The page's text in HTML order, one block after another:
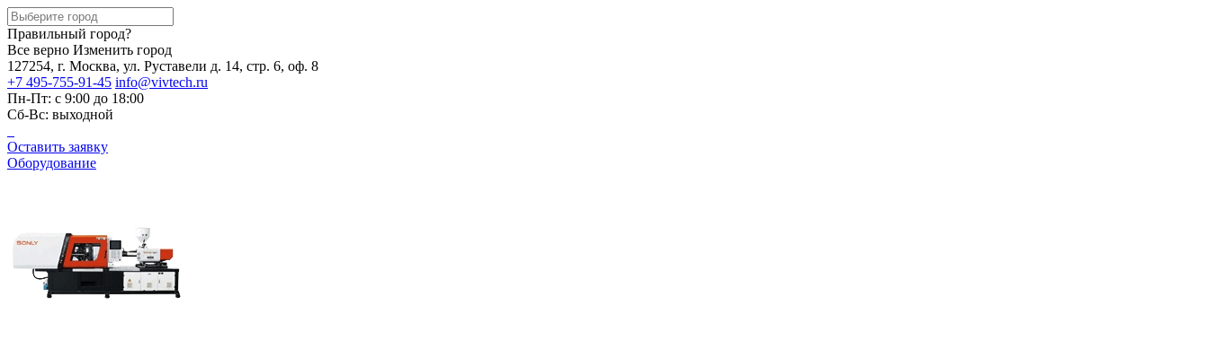
Правильный город?
Все верно Изменить город
127254, г. Москва, ул. Руставели д. 14, стр. 6, оф. 8
+7 495-755-91-45 info@vivtech.ru
Пн-Пт: с 9:00 до 18:00
Сб-Вс: выходной
Оставить заявку
Оборудование